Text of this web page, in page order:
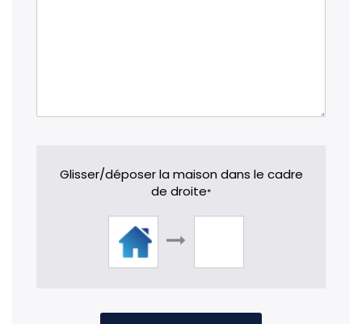
Glisser/déposer la maison dans le cadre
de droite*